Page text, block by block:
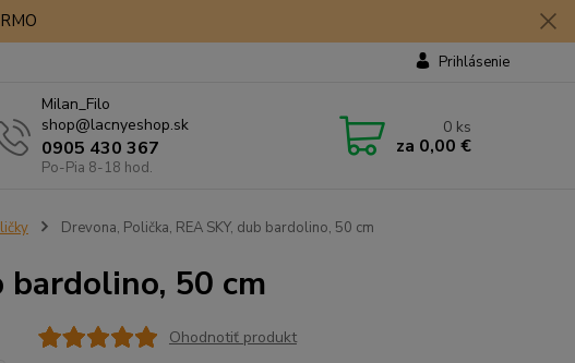
Prihlásenie
Milan_Filo
shop@lacnyeshop.sk
0905 430 367
Po-Pia 8-18 hod.
0 ks
za 0,00 €
Drevona, Polička, REA SKY, dub bardolino, 50 cm
bardolino, 50 cm
Ohodnotiť produkt